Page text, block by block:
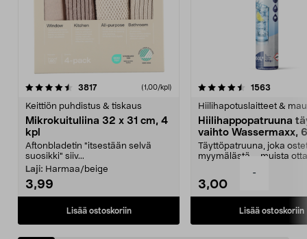
-
3817arvostelut (1,00/kpl)
Keittiön puhdistus & tiskaus
Mikrokuituliina 32 x 31 cm, 4
kpl
Aftonbladetin "itsestään selvä
suosikki" siiv...
Laji: Harmaa/beige
3,99
Lisää ostoskoriin
4.5viidestä
1563
Hiilihapotuslaitteet &
Hiilihappopatruuna
vaihto Wassermaxx,
Täyttöpatruuna, joka
myymälästä – muista
3,00
Lisää ostoskoriin
4.5viidestä